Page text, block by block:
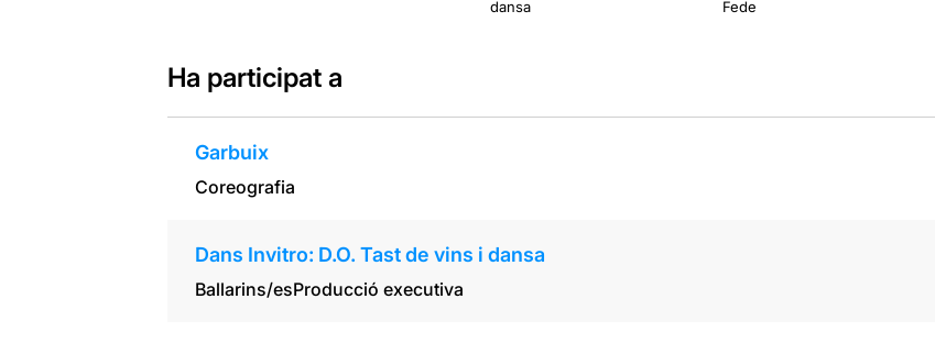
dansa
Fede
Ha participat a
Garbuix
Coreografia
Dans Invitro: D.O. Tast de vins i dansa
Ballarins/esProducció executiva